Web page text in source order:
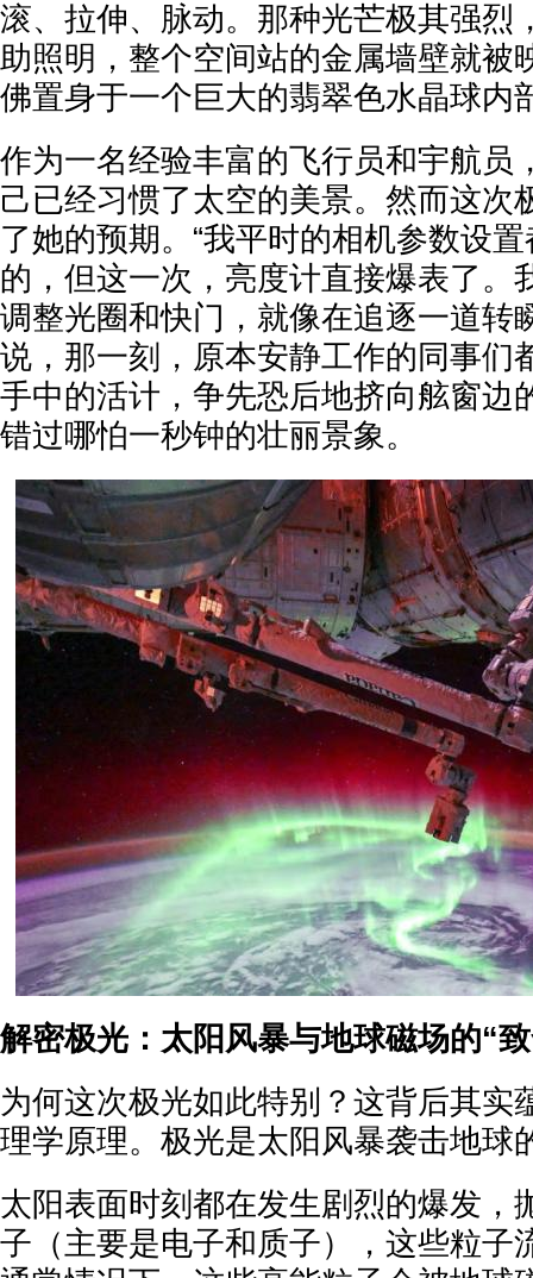
滚、拉伸、脉动。那种光芒极其强烈
助照明，整个空间站的金属墙壁就被
佛置身于一个巨大的翡翠色水晶球内
作为一名经验丰富的飞行员和宇航员
己已经习惯了太空的美景。然而这次
了她的预期。“我平时的相机参数设
的，但这一次，亮度计直接爆表了。
调整光圈和快门，就像在追逐一道转
说，那一刻，原本安静工作的同事们
手中的活计，争先恐后地挤向舷窗边
错过哪怕一秒钟的壮丽景象。
解密极光：太阳风暴与地球磁场的“
为何这次极光如此特别？这背后其实
理学原理。极光是太阳风暴袭击地球
太阳表面时刻都在发生剧烈的爆发，
子（主要是电子和质子），这些粒子